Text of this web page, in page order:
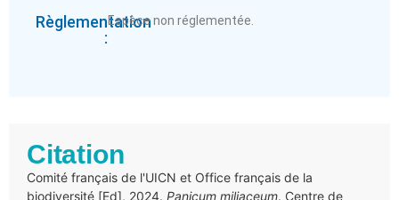
Règlementation
:
Espèce non réglementée.
Citation
Comité français de l'UICN et Office français de la
biodiversité [Ed], 2024. Panicum miliaceum. Centre de